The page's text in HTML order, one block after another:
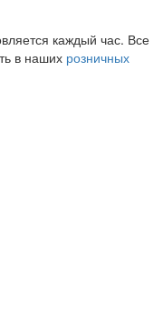
каждый час. Все
в наших розничных